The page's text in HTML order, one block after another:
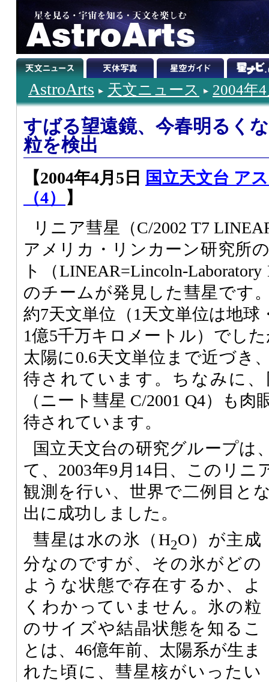
AstroArts 天文ニュース 2004年
すばる望遠鏡、今春明るく
粒を検出
【2004年4月5日
国立天文台 ア
（4）
】
リニア彗星（C/2002 T7
アメリカ・リンカーン研究所
ト（LINEAR=Lincoln-Laboratory
のチームが発見した彗星です
約7天文単位（1天文単位は地球
1億5千万キロメートル）でし
太陽に0.6天文単位まで近づき
待されています。ちなみに
（ニート彗星 C/2001 Q4）も
待されています。
国立天文台の研究グループは
て、2003年9月14日、このリニ
観測を行い、世界で二例目と
出に成功しました。
彗星は水の氷（H2O）が主成
分なのですが、その氷がどの
ような状態で存在するか、よ
くわかっていません。氷の粒
のサイズや結晶状態を知るこ
とは、46億年前、太陽系が生ま
れた頃に、彗星核がいったい